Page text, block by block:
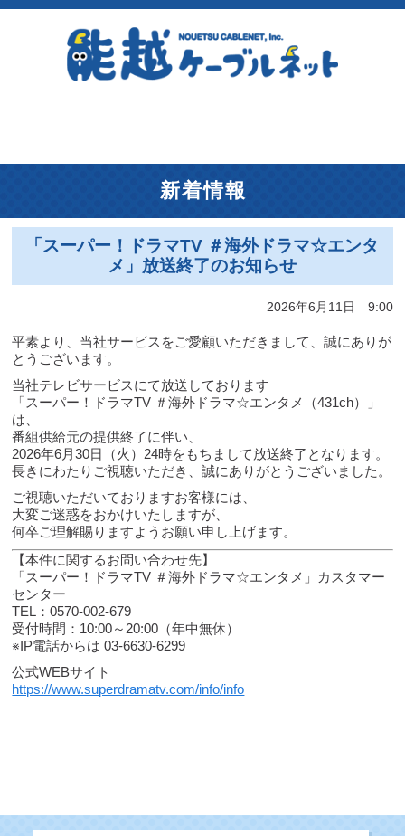
新着情報
「スーパー！ドラマTV ＃海外ドラマ☆エンタ
メ」放送終了のお知らせ
2026年6月11日 9:00
平素より、当社サービスをご愛顧いただきまして、誠にありが
とうございます。
当社テレビサービスにて放送しております
「スーパー！ドラマTV ＃海外ドラマ☆エンタメ（431ch）」
は、
番組供給元の提供終了に伴い、
2026年6月30日（火）24時をもちまして放送終了となります。
長きにわたりご視聴いただき、誠にありがとうございました。
ご視聴いただいておりますお客様には、
大変ご迷惑をおかけいたしますが、
何卒ご理解賜りますようお願い申し上げます。
【本件に関するお問い合わせ先】
「スーパー！ドラマTV ＃海外ドラマ☆エンタメ」カスタマー
センター
TEL：0570-002-679
受付時間：10:00～20:00（年中無休）
※IP電話からは 03-6630-6299
公式WEBサイト
https://www.superdramatv.com/info/info